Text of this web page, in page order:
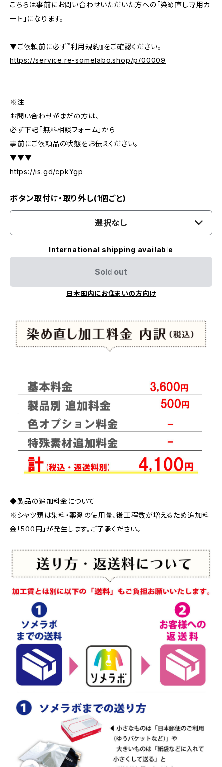
こちらは事前にお問い合わせいただいた方への「染め直し専用カ
ート」になります。
▼ご依頼前に必ず『利用規約』をご確認ください。
https://service.re-somelabo.shop/p/00009
※注
お問い合わせがまだの方は、
必ず下記「無料相談フォーム」から
事前にご依頼品の状態をお伝えください。
▼▼▼
https://is.gd/cpkYgp
ボタン取付け・取り外し(1個ごと)
選択なし
International shipping available
Sold out
日本国内にお住まいの方向け
◆製品の追加料金について
※シャツ類は染料・薬剤の使用量、後工程数が増えるため追加料
金「500円」が発生します。ご了承ください。